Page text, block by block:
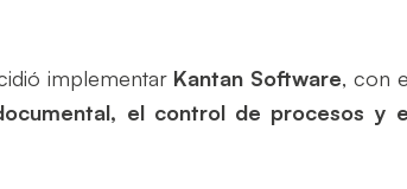
implementar Kantan Software, con
el control de procesos y